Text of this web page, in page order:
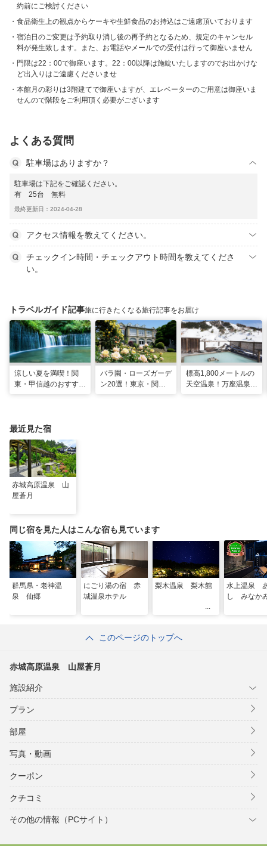
約前にご検討ください
食品衛生上の観点からケーキや生鮮食品のお持込はご遠慮頂いております
宿泊日のご変更は予約取り消し後の再予約となるため、規定のキャンセル
料が発生致します。また、お電話やメールでの受付は行って御座いません
門限は22：00で御座います。22：00以降は施錠いたしますのでお出かけな
ど出入りはご遠慮くださいませ
本館月の彩りは3階建てで御座いますが、エレベーターのご用意は御座いま
せんので階段をご利用頂く必要がございます
よくある質問
駐車場はありますか？
駐車場は下記をご確認ください。
有 25台 無料
最終更新日：2024-04-28
アクセス情報を教えてください。
チェックイン時間・チェックアウト時間を教えてくださ
い。
トラベルガイド記事旅に行きたくなる旅行記事をお届け
涼しい夏を満喫！関
東・甲信越のおすすめ
バラ園・ローズガーデ
ン20選！東京・関東
標高1,800メートルの
天空温泉！万座温泉
最近見た宿
赤城高原温泉 山
屋蒼月
同じ宿を見た人はこんな宿も見ています
群馬県・老神温
泉 仙郷
にごり湯の宿 赤
城温泉ホテル
梨木温泉 梨木館
水上温泉
し みなか
このページのトップへ
赤城高原温泉 山屋蒼月
施設紹介
プラン
部屋
写真・動画
クーポン
クチコミ
その他の情報（PCサイト）